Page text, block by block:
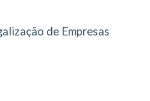
de Empresas